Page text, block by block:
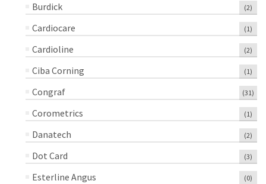
Burdick (2)
Cardiocare (1)
Cardioline (2)
Ciba Corning (1)
Congraf (31)
Corometrics (1)
Danatech (2)
Dot Card (3)
Esterline Angus (0)